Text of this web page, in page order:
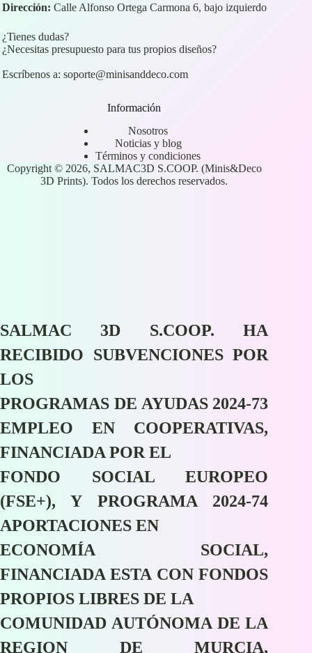
Dirección: Calle Alfonso Ortega Carmona 6, bajo izquierdo
¿Tienes dudas?
¿Necesitas presupuesto para tus propios diseños?
Escríbenos a: soporte@minisanddeco.com
Información
Nosotros
Noticias y blog
Términos y condiciones
Copyright © 2026, SALMAC3D S.COOP. (Minis&Deco
3D Prints). Todos los derechos reservados.
SALMAC 3D S.COOP. HA
RECIBIDO SUBVENCIONES POR
LOS
PROGRAMAS DE AYUDAS 2024-73
EMPLEO EN COOPERATIVAS,
FINANCIADA POR EL
FONDO SOCIAL EUROPEO
(FSE+), Y PROGRAMA 2024-74
APORTACIONES EN
ECONOMÍA SOCIAL,
FINANCIADA ESTA CON FONDOS
PROPIOS LIBRES DE LA
COMUNIDAD AUTÓNOMA DE LA
REGION DE MURCIA,